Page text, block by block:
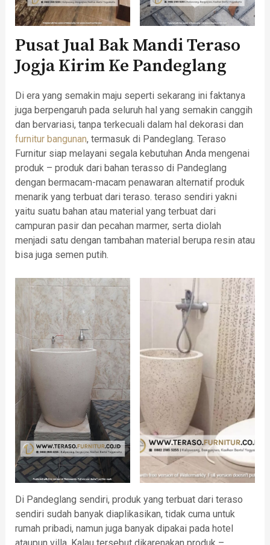
Pusat Jual Bak Mandi Teraso
Jogja Kirim Ke Pandeglang
Di era yang semakin maju seperti sekarang ini faktanya
juga berpengaruh pada seluruh hal yang semakin canggih
dan bervariasi, tanpa terkecuali dalam hal dekorasi dan
furnitur bangunan, termasuk di Pandeglang. Teraso
Furnitur siap melayani segala kebutuhan Anda mengenai
produk – produk dari bahan terasso di Pandeglang
dengan bermacam-macam penawaran alternatif produk
menarik yang terbuat dari teraso. teraso sendiri yakni
yaitu suatu bahan atau material yang terbuat dari
campuran pasir dan pecahan marmer, serta diolah
menjadi satu dengan tambahan material berupa resin atau
bisa juga semen putih.
Di Pandeglang sendiri, produk yang terbuat dari teraso
sendiri sudah banyak diaplikasikan, tidak cuma untuk
rumah pribadi, namun juga banyak dipakai pada hotel